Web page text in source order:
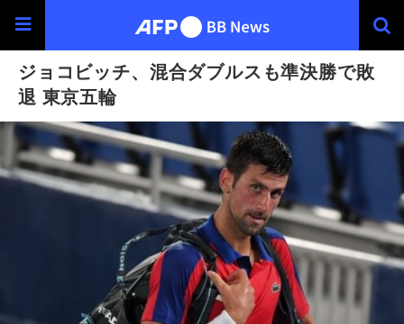
ジョコビッチ、混合ダブルスも準決勝で敗
退 東京五輪